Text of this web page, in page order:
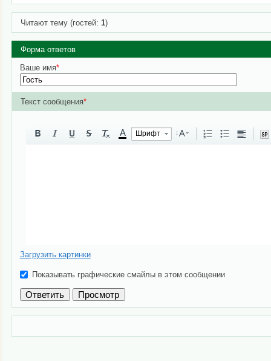
Читают тему (гостей: 1)
Форма ответов
Ваше имя*
Текст сообщения*
A Шрифт
Загрузить картинки
Показывать графические смайлы в этом сообщении